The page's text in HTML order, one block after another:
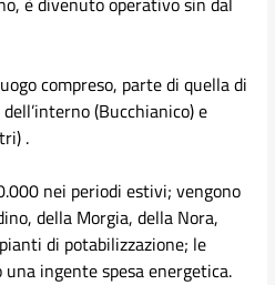
compreso, parte di quella di
(Bucchianico) e
.
nei periodi estivi; vengono
della Morgia, della Nora,
di potabilizzazione; le
ingente spesa energetica.